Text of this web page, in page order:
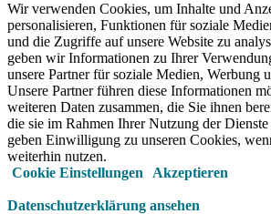
Wir verwenden Cookies, um Inhalte und
personalisieren, Funktionen für soziale
und die Zugriffe auf unsere Website zu
geben wir Informationen zu Ihrer
unsere Partner für soziale Medien, Werbung
Unsere Partner führen diese Informationen
weiteren Daten zusammen, die Sie ihnen
die sie im Rahmen Ihrer Nutzung der Dienste
geben Einwilligung zu unseren Cookies,
weiterhin nutzen.
Cookie Einstellungen
Akzeptieren
Datenschutzerklärung ansehen